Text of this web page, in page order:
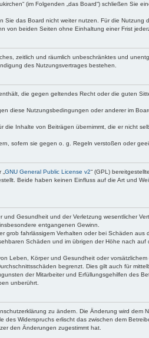
(im Folgenden „das Board“) schließen Sie
das Board nicht weiter nutzen. Für die Nutzung
von beiden Seiten ohne Einhaltung einer Frist
zeitlich und räumlich unbeschränktes und
des Nutzungsvertrages bestehen.
die gegen geltendes Recht oder die guten
diese Nutzungsbedingungen oder anderer im
Inhalte von Beiträgen übernimmt, die er nicht
sofern sie gegen o. g. Regeln verstoßen oder
GNU General Public License v2“ (GPL)
Beide haben keinen Einfluss auf die Art und
Gesundheit und der Verletzung wesentlicher
entgangenen Gewinn.
grob fahrlässigem Verhalten oder bei Schäden
Schäden und im übrigen der Höhe nach
Leben, Körper und Gesundheit oder
begrenzt. Dies gilt auch für
der Mitarbeiter und Erfüllungsgehilfen des
unberührt.
zu ändern. Die Änderung wird dem
Widerspruchs erlischt das zwischen dem
den Änderungen zugestimmt hat.